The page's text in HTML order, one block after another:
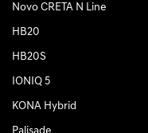
Novo CRETA N Line
HB20
HB20S
IONIQ 5
KONA Hybrid